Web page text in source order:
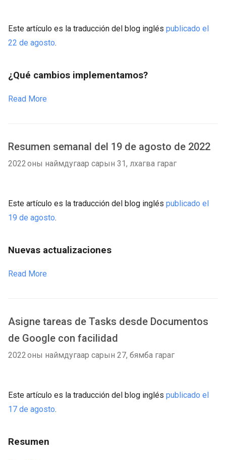
Este artículo es la traducción del blog inglés publicado el
22 de agosto.
¿Qué cambios implementamos?
Read More
Resumen semanal del 19 de agosto de 2022
2022 оны наймдугаар сарын 31, лхагва гараг
Este artículo es la traducción del blog inglés publicado el
19 de agosto.
Nuevas actualizaciones
Read More
Asigne tareas de Tasks desde Documentos
de Google con facilidad
2022 оны наймдугаар сарын 27, бямба гараг
Este artículo es la traducción del blog inglés publicado el
17 de agosto.
Resumen